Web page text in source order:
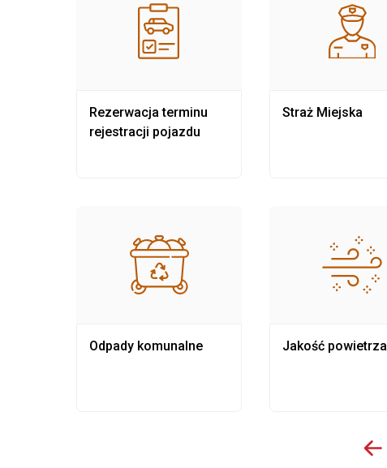
Rezerwacja terminu
rejestracji pojazdu
Odpady komunalne
Straż Miejska
Jakość powietrza